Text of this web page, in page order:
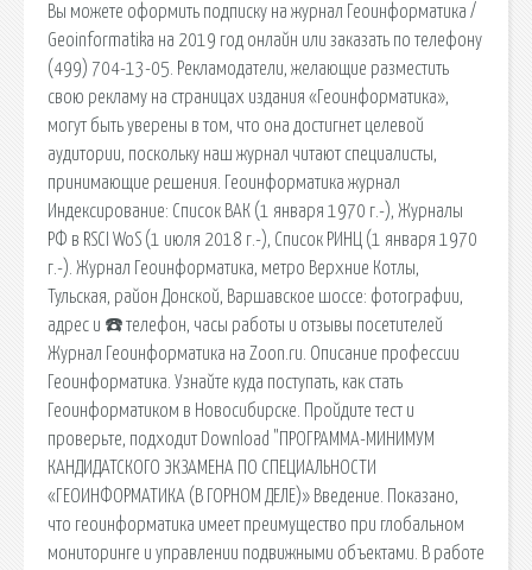
Вы можете оформить подписку на журнал Геоинформатика /
Geoinformatika на 2019 год онлайн или заказать по телефону
(499) 704-13-05. Рекламодатели, желающие разместить
свою рекламу на страницах издания «Геоинформатика»,
могут быть уверены в том, что она достигнет целевой
аудитории, поскольку наш журнал читают специалисты,
принимающие решения. Геоинформатика журнал
Индексирование: Список ВАК (1 января 1970 г.-), Журналы
РФ в RSCI WoS (1 июля 2018 г.-), Список РИНЦ (1 января 1970
г.-). Журнал Геоинформатика, метро Верхние Котлы,
Тульская, район Донской, Варшавское шоссе: фотографии,
адрес и ☎️ телефон, часы работы и отзывы посетителей
Журнал Геоинформатика на Zoon.ru. Описание профессии
Геоинформатика. Узнайте куда поступать, как стать
Геоинформатиком в Новосибирске. Пройдите тест и
проверьте, подходит Download "ПРОГРАММА-МИНИМУМ
КАНДИДАТСКОГО ЭКЗАМЕНА ПО СПЕЦИАЛЬНОСТИ
«ГЕОИНФОРМАТИКА (В ГОРНОМ ДЕЛЕ)» Введение. Показано,
что геоинформатика имеет преимущество при глобальном
мониторинге и управлении подвижными объектами. В работе